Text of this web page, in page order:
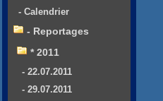
- Calendrier
- Reportages
* 2011
- 22.07.2011
- 29.07.2011